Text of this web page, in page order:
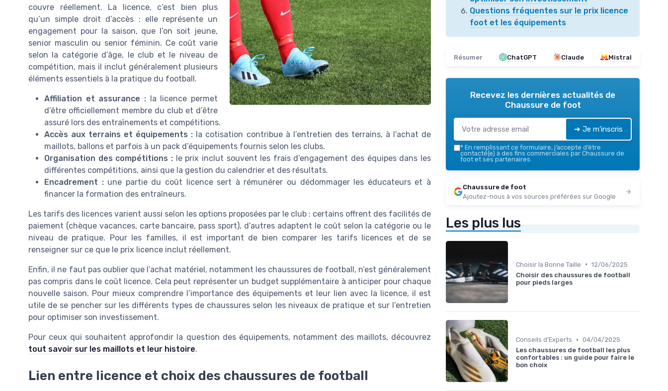
couvre réellement. La licence, c’est bien plus
qu’un simple droit d’accès : elle représente un
engagement pour la saison, que l’on soit jeune,
senior masculin ou senior féminin. Ce coût varie
selon la catégorie d’âge, le club et le niveau de
compétition, mais il inclut généralement plusieurs
éléments essentiels à la pratique du football.
Affiliation et assurance : la licence permet
d’être officiellement membre du club et d’être
assuré lors des entraînements et compétitions.
Accès aux terrains et équipements : la cotisation contribue à l’entretien des terrains, à l’achat de
maillots, ballons et parfois à un pack d’équipements fournis selon les clubs.
Organisation des compétitions :le prix inclut souvent les frais d’engagement des équipes dans les
différentes compétitions, ainsi que la gestion du calendrier et des résultats.
Encadrement :une partie du coût licence sert à rémunérer ou dédommager les éducateurs et à
financer la formation des entraîneurs.
Les tarifs des licences varient aussi selon les options proposées par le club : certains offrent des facilités de
paiement (chèque vacances, carte bancaire, pass sport), d’autres adaptent le coût selon la catégorie ou le
niveau de pratique. Pour les familles, il est important de bien comparer les tarifs licences et de se
renseigner sur ce que le prix licence inclut réellement.
Enfin, il ne faut pas oublier que l’achat matériel, notamment les chaussures de football, n’est généralement
pas compris dans le coût licence. Cela peut représenter un budget supplémentaire à anticiper pour chaque
nouvelle saison. Pour mieux comprendre l’importance des équipements et leur lien avec la licence, il est
utile de se pencher sur les différents types de chaussures selon les niveaux de pratique et sur l’entretien
pour optimiser son investissement.
Pour ceux qui souhaitent approfondir la question des équipements, notamment des maillots, découvrez
tout savoir sur les maillots et leur histoire.
Lien entre licence et choix des chaussures de football
Questions fréquentes sur le prix licence
foot et les équipements
Résumer ChatGPT Claude Mistral
Recevez les dernières actualités de
Chaussure de foot
➔ Je m'inscris
* En remplissant ce formulaire, j’accepte d’être
contacté(e) à des fins commerciales par Chaussure de
foot et ses partenaires.
Chaussure de foot
Ajoutez-nous à vos sources préférées sur Google
Les plus lus
Choisir la Bonne Taille • 12/06/2025
Choisir des chaussures de football
pour pieds larges
Conseils d'Experts • 04/04/2025
Les chaussures de football les plus
confortables : un guide pour faire le
bon choix